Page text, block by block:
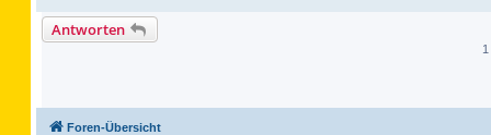
Antworten
Foren-Übersicht